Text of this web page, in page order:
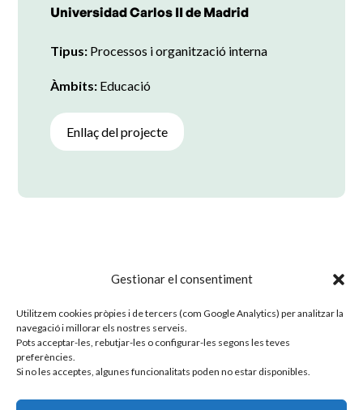
Gestionar el consentiment
Utilitzem cookies pròpies i de tercers (com Google Analytics) per analitzar la
navegació i millorar els nostres serveis.
Pots acceptar-les, rebutjar-les o configurar-les segons les teves
preferències.
Si no les acceptes, algunes funcionalitats poden no estar disponibles.
Universidad Carlos II de Madrid
Tipus: Processos i organització interna
Àmbits: Educació
Enllaç del projecte
Tornar a projectes